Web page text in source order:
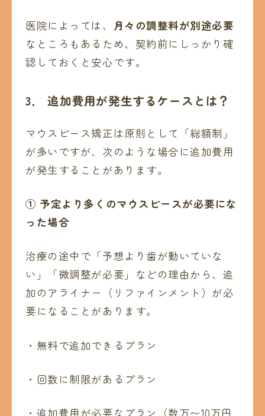
医院によっては、 月々の調整料が別途必要
なところもあるため、契約前にしっかり確
認しておくと安心です。
3． 追加費用が発生するケースとは？
マウスピース矯正は原則として「総額制」
が多いですが、次のような場合に追加費用
が発生することがあります。
① 予定より多くのマウスピースが必要にな
った場合
治療の途中で「予想より歯が動いていな
い」「微調整が必要」などの理由から、追
加のアライナー（リファインメント）が必
要になることがあります。
・無料で追加できるプラン
・回数に制限があるプラン
・追加費用が必要なプラン（数万〜10万円